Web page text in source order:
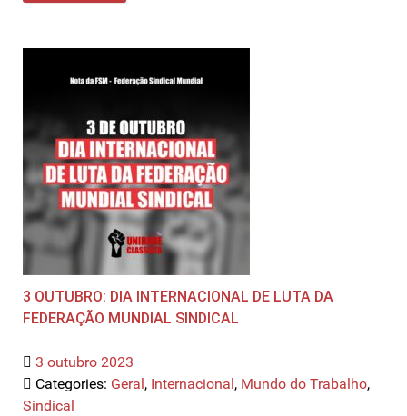
3 OUTUBRO: DIA INTERNACIONAL DE LUTA DA
FEDERAÇÃO MUNDIAL SINDICAL
3 outubro 2023
Categories: Geral, Internacional, Mundo do Trabalho,
Sindical